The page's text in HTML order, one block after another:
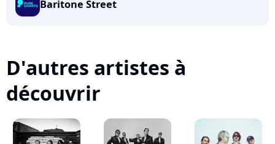
Baritone Street
D'autres artistes à
découvrir